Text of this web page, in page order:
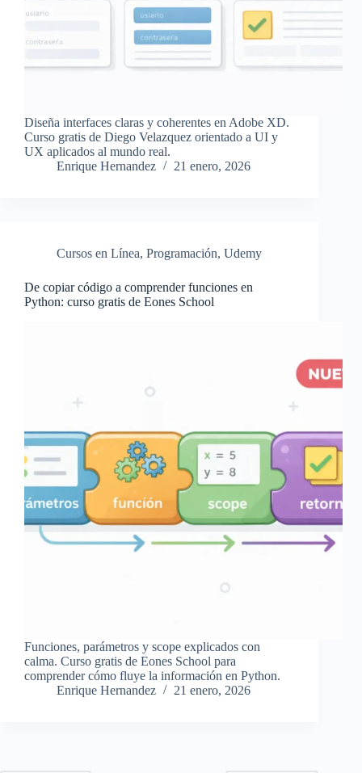
Diseña interfaces claras y coherentes en Adobe XD.
Curso gratis de Diego Velazquez orientado a UI y
UX aplicados al mundo real.
Enrique Hernandez
21 enero, 2026
Cursos en Línea, Programación, Udemy
De copiar código a comprender funciones en
Python: curso gratis de Eones School
Funciones, parámetros y scope explicados con
calma. Curso gratis de Eones School para
comprender cómo fluye la información en Python.
Enrique Hernandez
21 enero, 2026